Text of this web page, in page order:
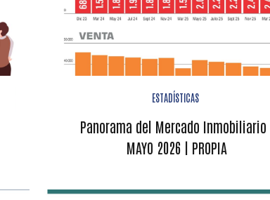
ESTADÍSTICAS
Panorama del Mercado Inmobiliario
MAYO 2026 | PROPIA